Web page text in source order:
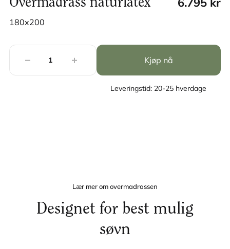
Overmadrass naturlatex
180x200
Kjøp nå
Leveringstid: 20-25 hverdage
Lær mer om overmadrassen
Designet for best mulig
søvn